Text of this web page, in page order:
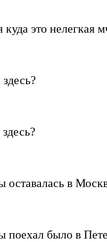
куда это нелегкая
оставалась в
поехал было в